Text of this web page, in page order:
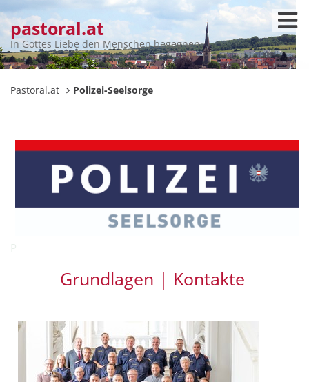
pastoral.at
In Gottes Liebe den Menschen begegnen
Pastoral.at Polizei-Seelsorge
Grundlagen | Kontakte